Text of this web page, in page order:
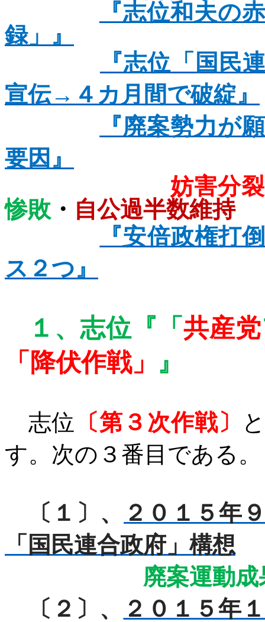
『志位和夫の
録」』
『志位「国民
宣伝→ ４カ月間で破綻』
『廃案勢力が
要因』
妨害分
惨敗 ・ 自公過半数維持
『安倍政権打
ス２つ』
１、 志位『「共産党
「降伏作戦」 』
志位 〔第３次作戦〕
す。次の３番目である。
〔１〕、
２０１５年
「国民連合政府」構想
廃案運動成
〔２〕、
２０１５年